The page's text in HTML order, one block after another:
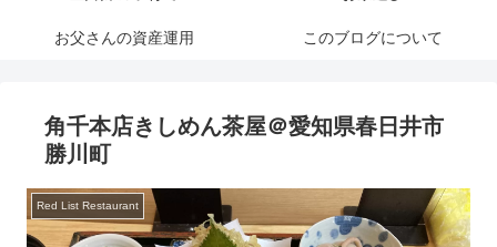
お父さんの資産運用 このブログについて
角千本店きしめん茶屋＠愛知県春日井市
勝川町
Red List Restaurant